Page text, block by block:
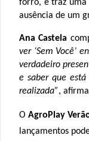
forró, e traz uma
ausência de um
Ana Castela
ver ‘Sem Você’
verdadeiro
e saber que
realizada”,
O AgroPlay
lançamentos